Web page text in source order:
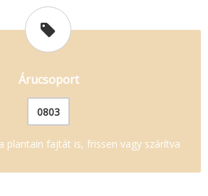
Árucsoport
0803
plantain fajtát is, frissen vagy szárítva